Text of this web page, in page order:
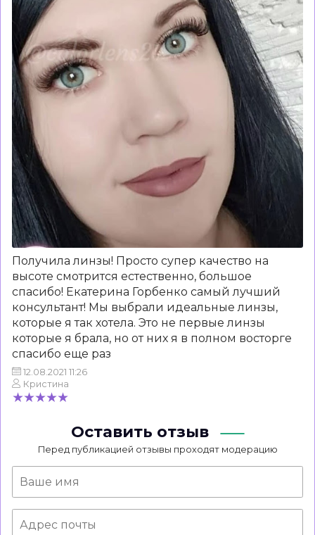
Получила линзы! Просто супер качество на
высоте смотрится естественно, большое
спасибо! Екатерина Горбенко самый лучший
консультант! Мы выбрали идеальные линзы,
которые я так хотела. Это не первые линзы
которые я брала, но от них я в полном восторге
спасибо еще раз
12.08.2021 11:26
Кристина
Оставить отзыв
Перед публикацией отзывы проходят модерацию